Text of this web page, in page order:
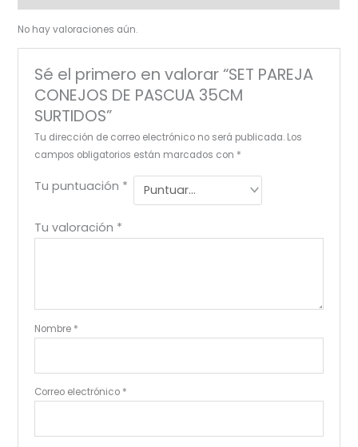
No hay valoraciones aún.
Sé el primero en valorar “SET PAREJA
CONEJOS DE PASCUA 35CM
SURTIDOS”
Tu dirección de correo electrónico no será publicada. Los
campos obligatorios están marcados con *
Tu puntuación *
Tu valoración *
Nombre *
Correo electrónico *